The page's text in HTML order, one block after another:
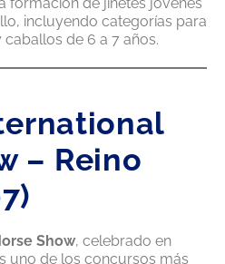
incluyendo categorías para
de 6 a 7 años.
– Reino
Show, celebrado en
uno de los concursos más